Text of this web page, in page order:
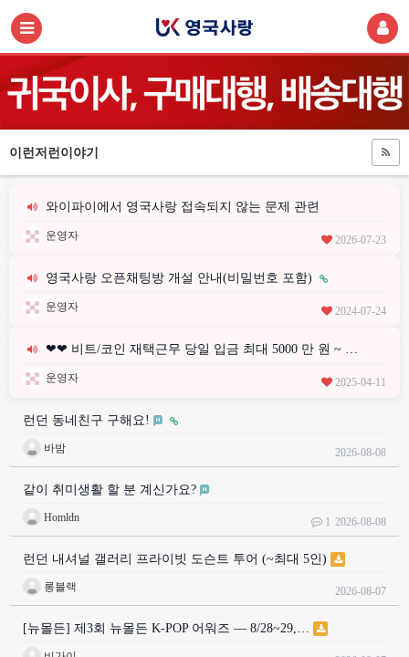
이런저런이야기
와이파이에서 영국사랑 접속되지 않는 문제 관련
운영자 2026-07-23
영국사랑 오픈채팅방 개설 안내(비밀번호 포함)
운영자 2024-07-24
❤❤ 비트/코인 재택근무 당일 입금 최대 5000 만 원 ~ …
운영자 2025-04-11
런던 동네친구 구해요!
바밤 2026-08-08
같이 취미생활 할 분 계신가요?
Homldn 1 2026-08-08
런던 내셔널 갤러리 프라이빗 도슨트 투어 (~최대 5인)
롱블랙 2026-08-07
[뉴몰든] 제3회 뉴몰든 K-POP 어워즈 — 8/28~29,…